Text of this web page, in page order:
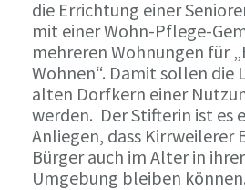
die Errichtung einer
mit einer Wohn-Pflege-
mehreren Wohnungen für
Wohnen“. Damit sollen die
alten Dorfkern einer
werden. Der Stifterin ist es
Anliegen, dass Kirrweilerer
Bürger auch im Alter in
Umgebung bleiben können.